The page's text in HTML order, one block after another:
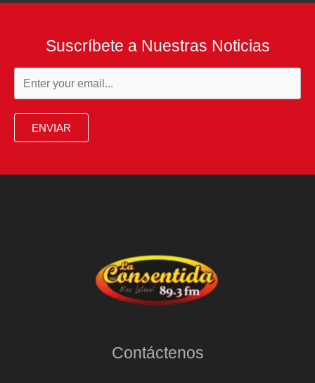
Suscríbete a Nuestras Noticias
ENVIAR
Contáctenos